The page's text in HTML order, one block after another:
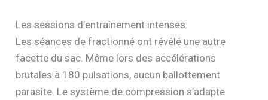
Les sessions d’entraînement intenses
Les séances de fractionné ont révélé une autre
facette du sac. Même lors des accélérations
brutales à 180 pulsations, aucun ballottement
parasite. Le système de compression s’adapte